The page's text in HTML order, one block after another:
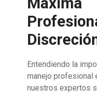
Entendiendo la
manejo profesional
nuestros expertos